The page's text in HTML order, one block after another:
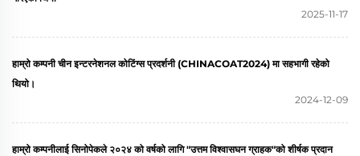
2025-11-17
हाम्रो कम्पनी चीन इन्टरनेशनल कोटिंग्स प्रदर्शनी (CHINACOAT2024) मा सहभागी रहेको
थियो।
2024-12-09
हाम्रो कम्पनीलाई सिनोपेकले २०२४ को वर्षको लागि "उत्तम विश्वासघन ग्राहक"को शीर्षक प्रदान